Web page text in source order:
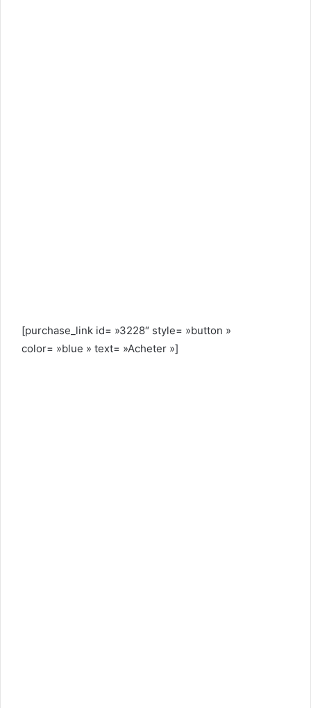
[purchase_link id= »3228″ style= »button »
color= »blue » text= »Acheter »]